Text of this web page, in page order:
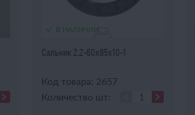
В НАЛИЧИИ
Сальник 2.2-60х85х10-1
Код товара: 2657
Количество шт: